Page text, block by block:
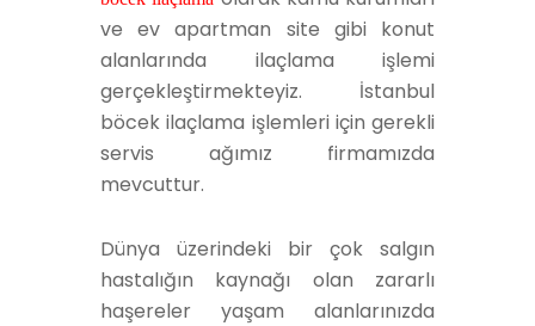
ve ev apartman site gibi konut
alanlarında ilaçlama işlemi
gerçekleştirmekteyiz. İstanbul
böcek ilaçlama işlemleri için gerekli
servis ağımız firmamızda
mevcuttur.
Dünya üzerindeki bir çok salgın
hastalığın kaynağı olan zararlı
haşereler yaşam alanlarınızda